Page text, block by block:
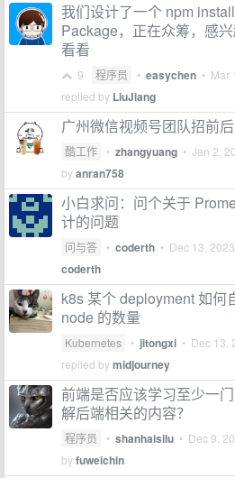
我们设计了一个 npm
Package，正在众筹，感
看看
9 程序员 • easychen • Mar
replied by LiuJiang
广州微信视频号团队招前后
酷工作 • zhangyuang • Jan 2,
byanran758
小白求问：问个关于
计的问题
问与答 • coderth • Dec 13, 2023
coderth
k8s 某个 deployment 如何
node 的数量
Kubernetes • jitongxi • Dec 13,
replied bymidjourney
前端是否应该学习至少一
解后端相关的内容？
程序员 • shanhaisilu • Dec 9,
byfuweichin